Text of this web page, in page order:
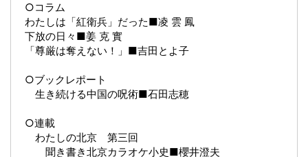
○コラム
わたしは「紅衛兵」だった■凌 雲 鳳
下放の日々■姜 克 實
「尊厳は奪えない！」■吉田とよ子
○ブックレポート
生き続ける中国の呪術■石田志穂
○連載
わたしの北京 第三回
聞き書き北京カラオケ小史■櫻井澄夫